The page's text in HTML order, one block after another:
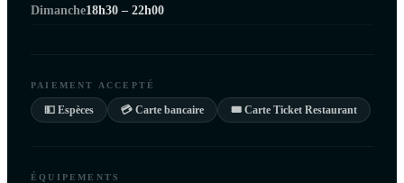
Dimanche18h30 – 22h00
PAIEMENT ACCEPTÉ
💵 Espèces 💳 Carte bancaire 🎟 Carte Ticket Restaurant
ÉQUIPEMENTS